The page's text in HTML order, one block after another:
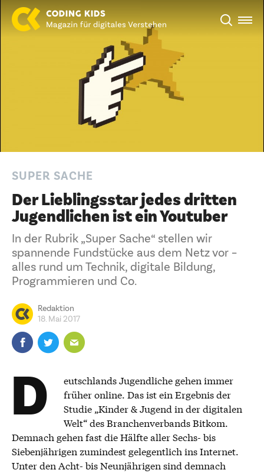
SUPER SACHE
Der Lieblingsstar jedes dritten
Jugendlichen ist ein Youtuber
In der Rubrik „Super Sache“ stellen wir
spannende Fundstücke aus dem Netz vor –
alles rund um Technik, digitale Bildung,
Programmieren und Co.
Redaktion
18. Mai 2017
D
eutschlands Jugendliche gehen immer
früher online. Das ist ein Ergebnis der
Studie „Kinder & Jugend in der digitalen
Welt“ des Branchenverbands Bitkom.
Demnach gehen fast die Hälfte aller Sechs- bis
Siebenjährigen zumindest gelegentlich ins Internet.
Unter den Acht- bis Neunjährigen sind demnach